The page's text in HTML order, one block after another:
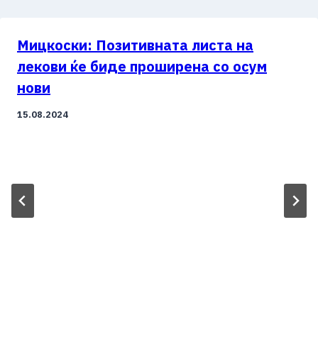
Мицкоски: Позитивната листа на
лекови ќе биде проширена со осум
нови
15.08.2024